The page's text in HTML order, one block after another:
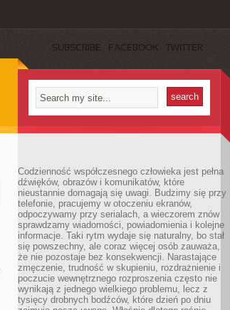
SUBSCRIBE FACEBOOK TWITTER
Codzienność współczesnego człowieka jest pełna
dźwięków, obrazów i komunikatów, które
nieustannie domagają się uwagi. Budzimy się przy
telefonie, pracujemy w otoczeniu ekranów,
odpoczywamy przy serialach, a wieczorem znów
sprawdzamy wiadomości, powiadomienia i kolejne
informacje. Taki rytm wydaje się naturalny, bo stał
się powszechny, ale coraz więcej osób zauważa,
że nie pozostaje bez konsekwencji. Narastające
zmęczenie, trudność w skupieniu, rozdrażnienie i
poczucie wewnętrznego rozproszenia często nie
wynikają z jednego wielkiego problemu, lecz z
tysięcy drobnych bodźców, które dzień po dniu